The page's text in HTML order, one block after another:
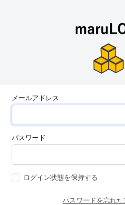
メールアドレス
パスワード
ログイン状態を保持する
パスワードを忘れた